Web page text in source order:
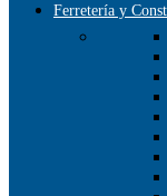
Ferretería y